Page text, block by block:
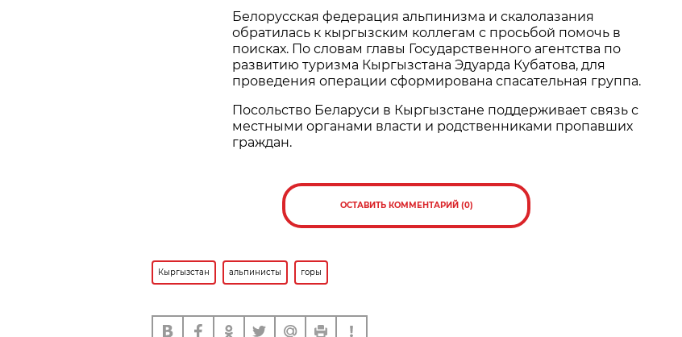
Белорусская федерация альпинизма и скалолазания
обратилась к кыргызским коллегам с просьбой помочь в
поисках. По словам главы Государственного агентства по
развитию туризма Кыргызстана Эдуарда Кубатова, для
проведения операции сформирована спасательная группа.
Посольство Беларуси в Кыргызстане поддерживает связь с
местными органами власти и родственниками пропавших
граждан.
ОСТАВИТЬ КОММЕНТАРИЙ (0)
Кыргызстан альпинисты горы